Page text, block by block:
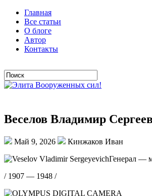
Главная
Все статьи
О блоге
Автор
Контакты
Веселов Владимир
Май 9, 2026
Кинжаков Иван
Генерал —
/ 1907 — 1948 /